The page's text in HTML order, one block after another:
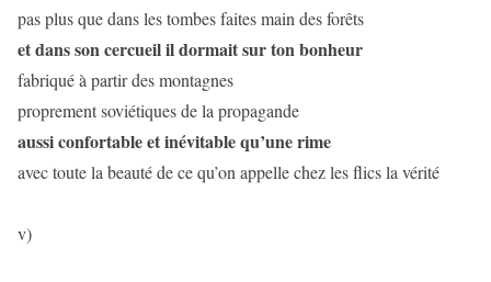
pas plus que dans les tombes faites main des forêts
et dans son cercueil il dormait sur ton bonheur
fabriqué à partir des montagnes
proprement soviétiques de la propagande
aussi confortable et inévitable qu’une rime
avec toute la beauté de ce qu’on appelle chez les flics la vérité
v)